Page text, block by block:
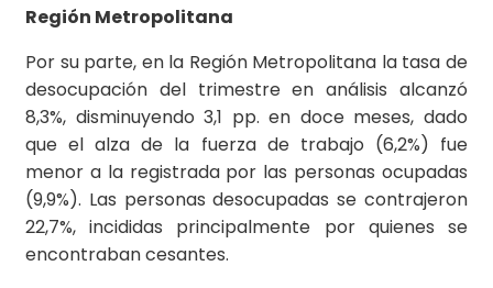
Región Metropolitana
Por su parte, en la Región Metropolitana la tasa de
desocupación del trimestre en análisis alcanzó
8,3%, disminuyendo 3,1 pp. en doce meses, dado
que el alza de la fuerza de trabajo (6,2%) fue
menor a la registrada por las personas ocupadas
(9,9%). Las personas desocupadas se contrajeron
22,7%, incididas principalmente por quienes se
encontraban cesantes.